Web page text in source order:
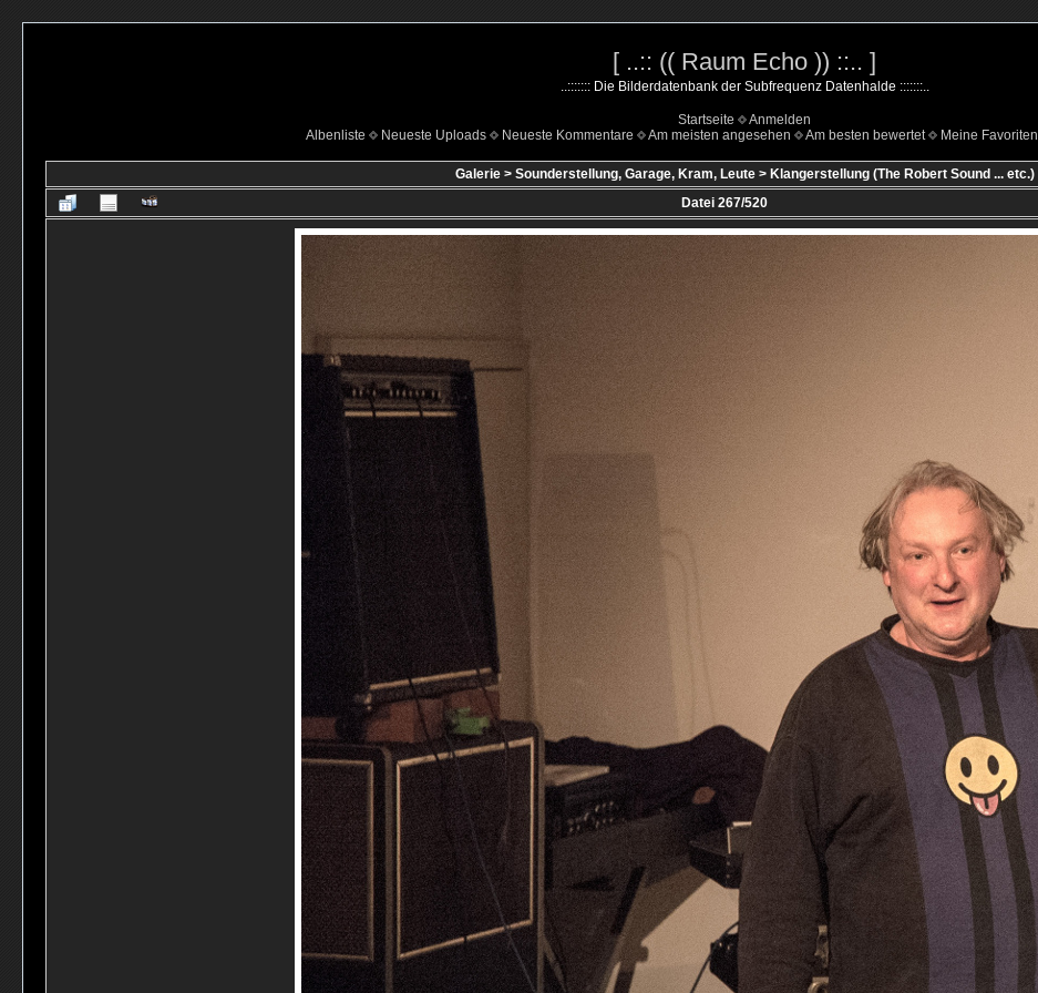
[ ..:: (( Raum Echo )) ::.. ]
..::::::: Die Bilderdatenbank der Subfrequenz Datenhalde :::::::..
Startseite
Anmelden
Albenliste
Neueste Uploads Neueste Kommentare Am meisten angesehen Am besten bewertet Meine Favoriten
Galerie> Sounderstellung, Garage, Kram, Leute> Klangerstellung (The Robert Sound ... etc.)
Datei 267/520